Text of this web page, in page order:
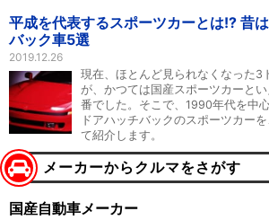
平成を代表するスポーツカーとは!? 昔
バック車5選
2019.12.26
現在、ほとんど見られなくなった3
が、かつては国産スポーツカーと
番でした。そこで、1990年代を中
ドアハッチバックのスポーツカー
て紹介します。
メーカーからクルマをさがす
国産自動車メーカー